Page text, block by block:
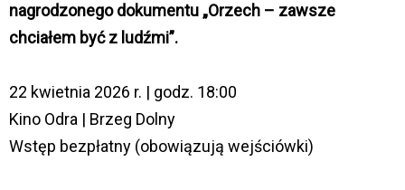
nagrodzonego dokumentu „Orzech – zawsze
chciałem być z ludźmi”.
22 kwietnia 2026 r. | godz. 18:00
Kino Odra | Brzeg Dolny
Wstęp bezpłatny (obowiązują wejściówki)